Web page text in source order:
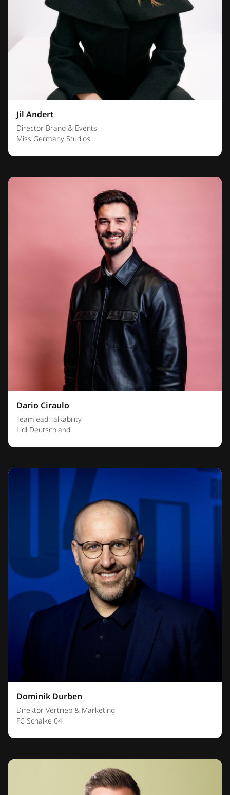
Jil Andert
Director Brand & Events
Miss Germany Studios
Dario Ciraulo
Teamlead Talkability
Lidl Deutschland
Dominik Durben
Direktor Vertrieb & Marketing
FC Schalke 04